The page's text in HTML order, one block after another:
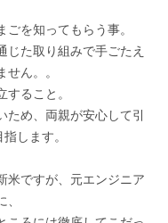
を知ってもらう事。
た取り組みで手ごたえ
ん。。
ること。
め、両親が安心して引
します。
米ですが、元エンジニア